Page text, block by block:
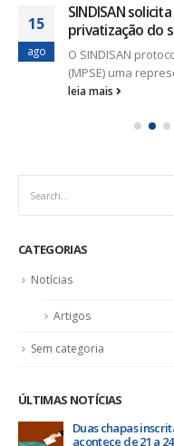
15
ago
SINDISAN
privatização do
O SINDISAN
(MPSE) uma
leia mais
CATEGORIAS
Notícias
Artigos
Sem categoria
ÚLTIMAS NOTÍCIAS
Duas chapas
acontece de 21 a